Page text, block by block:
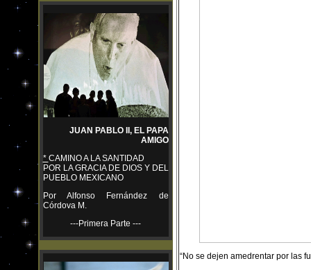
JUAN PABLO II, EL PAPA
AMIGO
* CAMINO A LA SANTIDAD
POR LA GRACIA DE DIOS Y DEL
PUEBLO MEXICANO
Por Alfonso Fernández de
Córdova M.
---Primera Parte ---
“No se dejen amedrentar por las